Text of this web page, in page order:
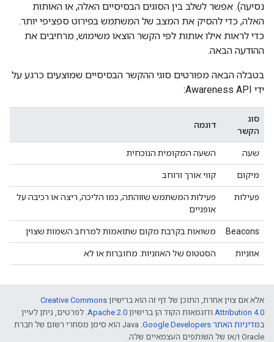
נסיעה). אפשר לשלב בין הסוגים הבסיסיים האלה, או האותות
האלה, כדי להסיק את המצב של המשתמש בפירוט ספציפי יותר.
כדי לראות אילו אותות לפי הקשר הוצאו משימוש, מרחיבים את
ההודעה הבאה.
בטבלה הבאה מפורטים סוגי ההקשר הבסיסיים שמוצעים כרגע על
ידי Awareness API:
סוג
הקשר
דוגמה
שעה השעה המקומית הנוכחית
מיקום קווי אורך ורוחב
פעילות
פעילות המשתמש שזוהתה, כמו הליכה, ריצה או רכיבה על
אופניים
Beacons משואות בקרבת מקום שתואמות למרחב השמות שצוין
אוזניות הסטטוס של האוזניות: מחוברות או לא
אלא אם צוין אחרת, התוכן של דף זה הוא ברישיון Creative Commons
Attribution 4.0 ודוגמאות הקוד הן ברישיון Apache 2.0. לפרטים, ניתן לעיין
במדיניות האתר Google Developers‏
.‏ Java הוא סימן מסחרי רשום של חברת
Oracle ו/או של השותפים העצמאיים שלה.